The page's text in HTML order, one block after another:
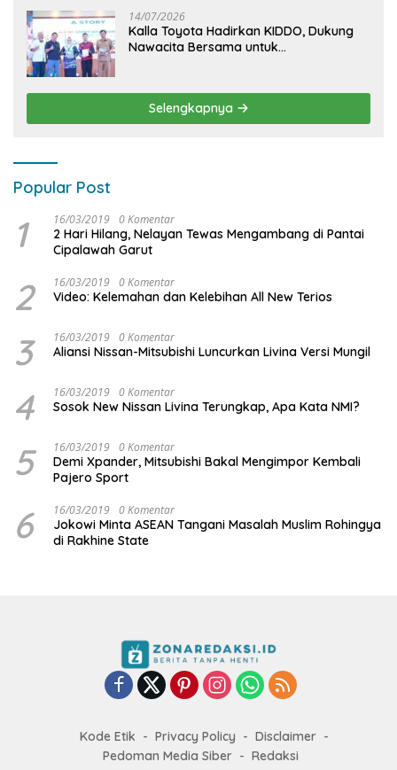
14/07/2026
Kalla Toyota Hadirkan KIDDO, Dukung
Nawacita Bersama untuk
Selengkapnya
Popular Post
1 16/03/2019 0 Komentar
2 Hari Hilang, Nelayan Tewas Mengambang di Pantai
Cipalawah Garut
2 16/03/2019 0 Komentar
Video: Kelemahan dan Kelebihan All New Terios
3 16/03/2019 0 Komentar
Aliansi Nissan-Mitsubishi Luncurkan Livina Versi Mungil
4 16/03/2019 0 Komentar
Sosok New Nissan Livina Terungkap, Apa Kata NMI?
5 16/03/2019 0 Komentar
Demi Xpander, Mitsubishi Bakal Mengimpor Kembali
Pajero Sport
6 16/03/2019 0 Komentar
Jokowi Minta ASEAN Tangani Masalah Muslim Rohingya
di Rakhine State
Kode Etik Privacy Policy
Disclaimer
Pedoman Media Siber
Redaksi